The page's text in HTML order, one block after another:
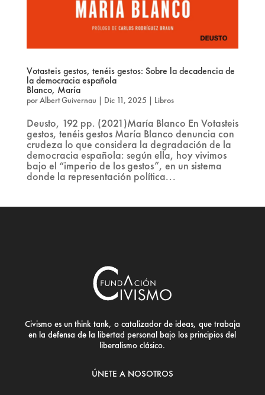
Votasteis gestos, tenéis gestos: Sobre la decadencia de
la democracia española
Blanco, María
porAlbert Guivernau | Dic 11, 2025 | Libros
Deusto, 192 pp. (2021)María Blanco En Votasteis
gestos, tenéis gestos María Blanco denuncia con
crudeza lo que considera la degradación de la
democracia española: según ella, hoy vivimos
bajo el “imperio de los gestos”, en un sistema
donde la representación política...
Civismo es un think tank, o catalizador de ideas, que trabaja
en la defensa de la libertad personal bajo los principios del
liberalismo clásico.
ÚNETE A NOSOTROS